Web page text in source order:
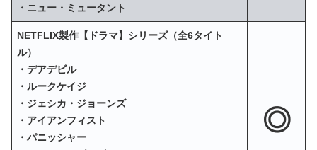
・ニュー・ミュータント
NETFLIX製作【ドラマ】シリーズ（全6タイト
ル）
・デアデビル
・ルークケイジ
・ジェシカ・ジョーンズ
・アイアンフィスト
・パニッシャー
◎